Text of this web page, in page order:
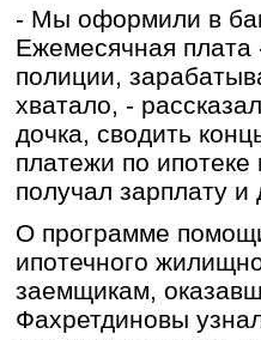
- Мы оформили в
Ежемесячная
полиции,
хватало, -
дочка, сводить
платежи по
получал зарплату и
О программе
ипотечного
заемщикам,
Фахретдиновы